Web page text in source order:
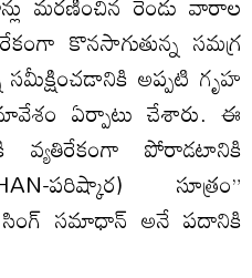
కొనసాగుతున్న సమగ్ర
సమీక్షించడానికి అప్పటి గృహ
ఏర్పాటు చేశారు. ఈ
పోరాడటానికి
పరిష్కార) సూత్రం”
సమాధాన్ అనే పదానికి